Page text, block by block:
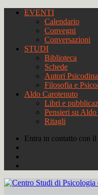
EVENTI
Calendario
Convegni
Conversazioni
STUDI
Biblioteca
Schede
Autori
Filosofia e
Aldo Carotenuto
Libri e
Pensieri su
Ritagli
Entra in contatto con